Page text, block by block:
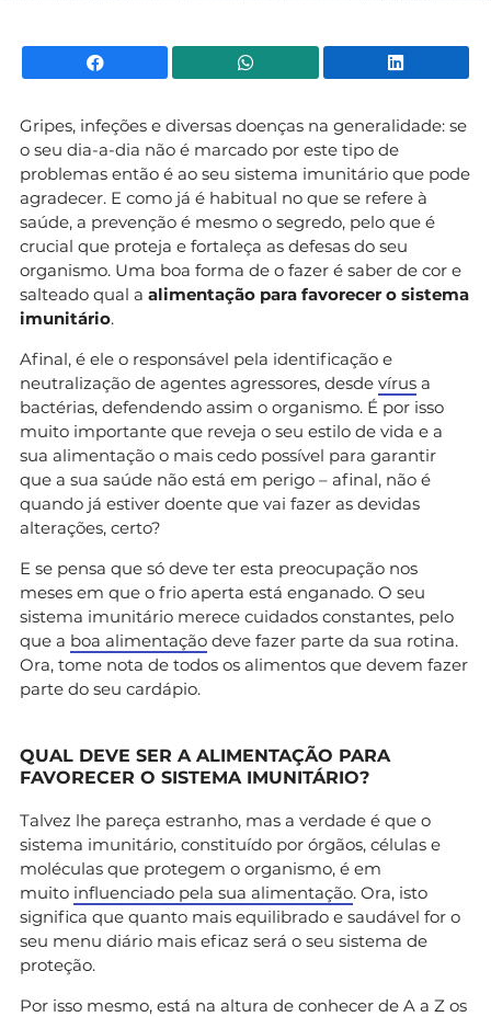
Facebook WhatsApp
Gripes, infeções e diversas doenças na generalidade: se
o seu dia-a-dia não é marcado por este tipo de
problemas então é ao seu sistema imunitário que pode
agradecer. E como já é habitual no que se refere à
saúde, a prevenção é mesmo o segredo, pelo que é
crucial que proteja e fortaleça as defesas do seu
organismo. Uma boa forma de o fazer é saber de cor e
salteado qual a alimentação para favorecer o sistema
imunitário.
Afinal, é ele o responsável pela identificação e
neutralização de agentes agressores, desde vírus a
bactérias, defendendo assim o organismo. É por isso
muito importante que reveja o seu estilo de vida e a
sua alimentação o mais cedo possível para garantir
que a sua saúde não está em perigo – afinal, não é
quando já estiver doente que vai fazer as devidas
alterações, certo?
E se pensa que só deve ter esta preocupação nos
meses em que o frio aperta está enganado. O seu
sistema imunitário merece cuidados constantes, pelo
que a boa alimentação deve fazer parte da sua rotina.
Ora, tome nota de todos os alimentos que devem fazer
parte do seu cardápio.
QUAL DEVE SER A ALIMENTAÇÃO PARA
FAVORECER O SISTEMA IMUNITÁRIO?
Talvez lhe pareça estranho, mas a verdade é que o
sistema imunitário, constituído por órgãos, células e
moléculas que protegem o organismo, é em
muito influenciado pela sua alimentação. Ora, isto
significa que quanto mais equilibrado e saudável for o
seu menu diário mais eficaz será o seu sistema de
proteção.
Por isso mesmo, está na altura de conhecer de A a Z os